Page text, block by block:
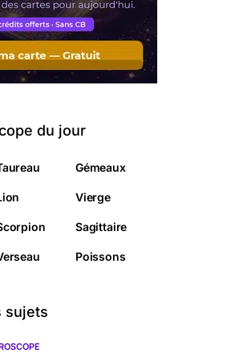
du jour
Gémeaux
Vierge
Sagittaire
Poissons
sujets